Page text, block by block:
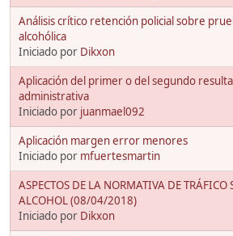
Análisis crítico retención policial sobre
alcohólica
Iniciado por Dikxon
Aplicación del primer o del segundo
administrativa
Iniciado por juanmael092
Aplicación margen error menores
Iniciado por mfuertesmartin
ASPECTOS DE LA NORMATIVA DE TRÁFICO
ALCOHOL (08/04/2018)
Iniciado por Dikxon